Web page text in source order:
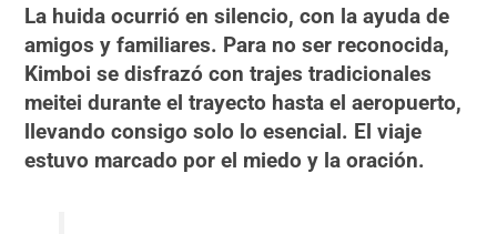
La huida ocurrió en silencio, con la ayuda de
amigos y familiares. Para no ser reconocida,
Kimboi se disfrazó con trajes tradicionales
meitei durante el trayecto hasta el aeropuerto,
llevando consigo solo lo esencial. El viaje
estuvo marcado por el miedo y la oración.